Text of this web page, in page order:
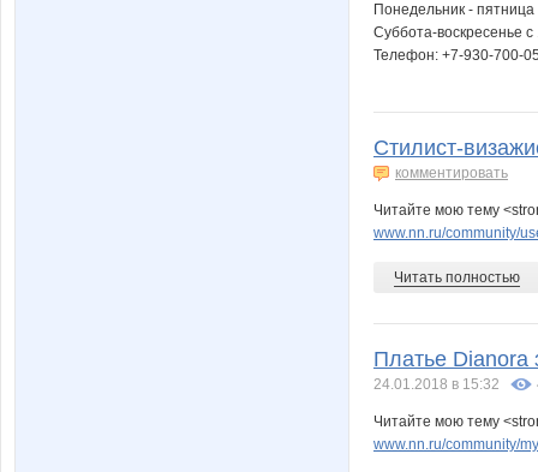
Понедельник -
Суббота-воскресенье
Телефон: +7-930-700-
Стилист-
комментировать
Читайте мою тему
www.nn.ru/community/
Читать полностью
Платье Dianora
24.01.2018 в 15:32
Читайте мою тему
www.nn.ru/community/